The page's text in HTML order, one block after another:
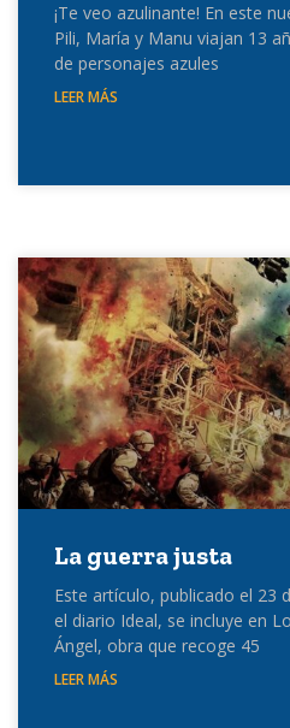
¡Te veo azulinante! En este
Pili, María y Manu viajan 13
de personajes azules
LEER MÁS
La guerra justa
Este artículo, publicado el 23
el diario Ideal, se incluye en
Ángel, obra que recoge 45
LEER MÁS